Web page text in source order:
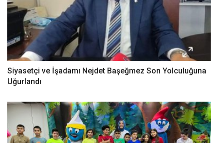
Siyasetçi ve İşadamı Nejdet Başeğmez Son Yolculuğuna
Uğurlandı